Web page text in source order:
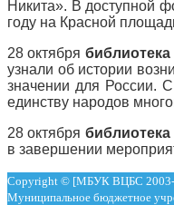
Никита». В доступной
году на Красной
28 октября
узнали об истории
значении для России.
единству народов
28 октября
в завершении
Copyright © [МБУК ВЦБС
Муниципальное бюджетное